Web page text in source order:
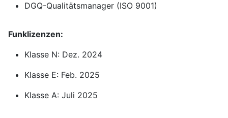
DGQ-Qualitätsmanager (ISO 9001)
Funklizenzen:
Klasse N: Dez. 2024
Klasse E: Feb. 2025
Klasse A: Juli 2025